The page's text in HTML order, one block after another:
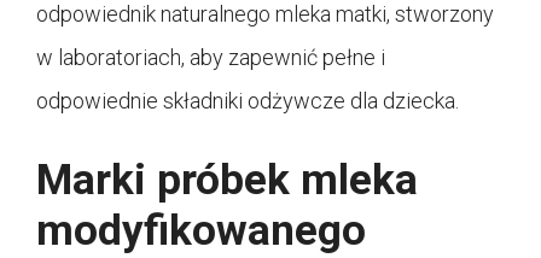
odpowiednik naturalnego mleka matki, stworzony
w laboratoriach, aby zapewnić pełne i
odpowiednie składniki odżywcze dla dziecka.
Marki próbek mleka
modyfikowanego